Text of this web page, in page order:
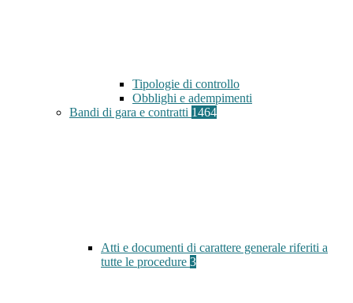
Tipologie di controllo
Obblighi e adempimenti
Bandi di gara e contratti 1464
Atti e documenti di carattere generale riferiti a
tutte le procedure 3